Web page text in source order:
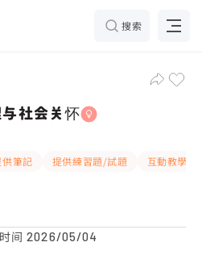
搜索
社会关怀，屯门 补习推介
社会关怀
供筆記 提供練習題/試題
互動教學
间2026/05/04